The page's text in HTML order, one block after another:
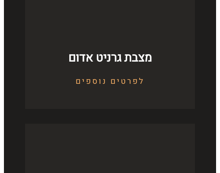
מצבת גרניט אדום
לפרטים נוספים